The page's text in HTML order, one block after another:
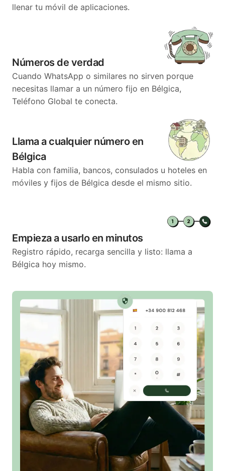
llenar tu móvil de aplicaciones.
Números de verdad
Cuando WhatsApp o similares no sirven porque
necesitas llamar a un número fijo en Bélgica,
Teléfono Global te conecta.
Llama a cualquier número en
Bélgica
Habla con familia, bancos, consulados u hoteles en
móviles y fijos de Bélgica desde el mismo sitio.
Empieza a usarlo en minutos
Registro rápido, recarga sencilla y listo: llama a
Bélgica hoy mismo.